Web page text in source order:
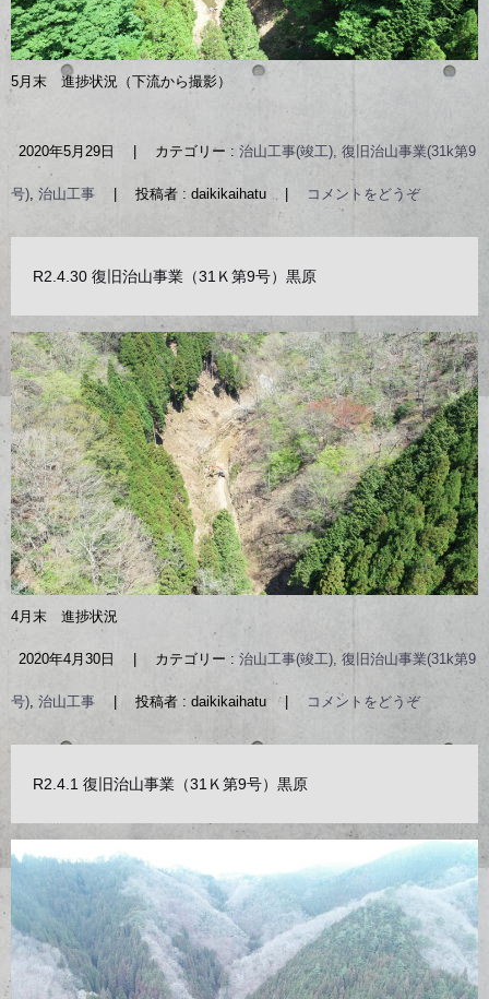
5月末 進捗状況（下流から撮影）
2020年5月29日 カテゴリー : 治山工事(竣工), 復旧治山事業(31k第9
号), 治山工事 投稿者 : daikikaihatu コメントをどうぞ
R2.4.30 復旧治山事業（31Ｋ第9号）黒原
4月末 進捗状況
2020年4月30日 カテゴリー : 治山工事(竣工), 復旧治山事業(31k第9
号) 治山工事 投稿者 : daikikaihatu コメントをどうぞ
R2.4.1 復旧治山事業（31Ｋ第9号）黒原